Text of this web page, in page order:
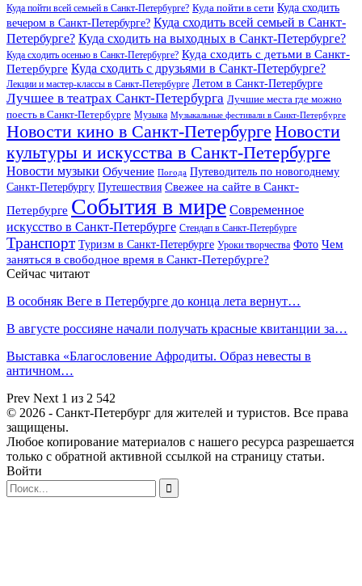
Куда пойти всей семьей в Санкт-Петербурге? Куда пойти в сети Куда сходить
вечером в Санкт-Петербурге? Куда сходить всей семьей в Санкт-
Петербурге? Куда сходить на выходных в Санкт-Петербурге?
Куда сходить осенью в Санкт-Петербурге? Куда сходить с детьми в Санкт-
Петербурге Куда сходить с друзьями в Санкт-Петербурге?
Лекции и мастер-классы в Санкт-Петербурге Летом в Санкт-Петербурге
Лучшее в театрах Санкт-Петербурга Лучшие места где можно
поесть в Санкт-Петербурге Музыка Музыкальные фестивали в Санкт-Петербурге
Новости кино в Санкт-Петербурге Новости
культуры и искусства в Санкт-Петербурге
Новости музыки Обучение Погода Путеводитель по новогоднему
Санкт-Петербургу Путешествия Свежее на сайте в Санкт-
Петербурге События в мире Современное
искусство в Санкт-Петербурге Стендап в Санкт-Петербурге
Транспорт Туризм в Санкт-Петербурге Уроки творчества Фото Чем
заняться в свободное время в Санкт-Петербурге?
Сейчас читают
В особняк Веге в Петербурге до конца лета вернут…
В августе россияне начали получать красные квитанции за…
Выставка «Благословение Афродиты. Образ невесты в
античном…
Prev Next 1 из 2 542
© 2026 - Санкт-Петербург для жителей и туристов. Все права
защищены.
Любое копирование материалов с нашего ресурса разрешается
только с обратной активной ссылкой на страницу статьи.
Войти